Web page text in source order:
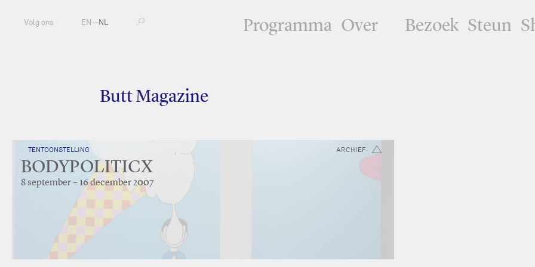
Programma Over Bezoek Steun
Volg ons EN—NL
Butt Magazine
ARCHIEF
TENTOONSTELLING
BODYPOLITICX
8 september – 16 december 2007